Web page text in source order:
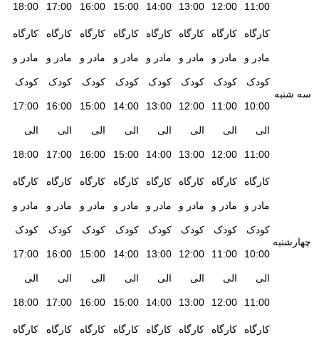
11:00
12:00
13:00
14:00
15:00
16:00
17:00
18:00
سه شنبه
کارگاه
مادر و
کودک
10:00
الی
11:00
کارگاه
مادر و
کودک
11:00
الی
12:00
کارگاه
مادر و
کودک
12:00
الی
13:00
کارگاه
مادر و
کودک
13:00
الی
14:00
کارگاه
مادر و
کودک
14:00
الی
15:00
کارگاه
مادر و
کودک
15:00
الی
16:00
کارگاه
مادر و
کودک
16:00
الی
17:00
کارگاه
مادر و
کودک
17:00
الی
18:00
چهارشنبه
کارگاه
مادر و
کودک
10:00
الی
11:00
کارگاه
مادر و
کودک
11:00
الی
12:00
کارگاه
مادر و
کودک
12:00
الی
13:00
کارگاه
مادر و
کودک
13:00
الی
14:00
کارگاه
مادر و
کودک
14:00
الی
15:00
کارگاه
مادر و
کودک
15:00
الی
16:00
کارگاه
مادر و
کودک
16:00
الی
17:00
کارگاه
مادر و
کودک
17:00
الی
18:00
کارگاه کارگاه کارگاه کارگاه کارگاه کارگاه کارگاه کارگاه